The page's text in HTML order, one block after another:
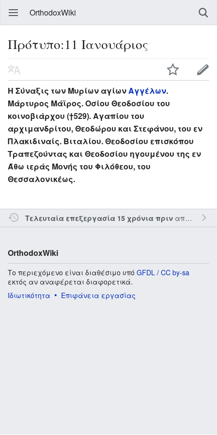
OrthodoxWiki
Πρότυπο:11 Ιανουάριος
Η Σύναξις των Μυρίων αγίων Αγγέλων.
Μάρτυρος Μάϊρος. Οσίου Θεοδοσίου του
κοινοβιάρχου (†529). Αγαπίου του
αρχιμανδρίτου, Θεοδώρου και Στεφάνου, του εν
Πλακιδιναίς. Βιταλίου. Θεοδοσίου επισκόπου
Τραπεζούντας και Θεοδοσίου ηγουμένου της εν
Άθω ιεράς Μονής του Φιλόθεου, του
Θεσσαλονικέως.
Τελευταία επεξεργασία 15 χρόνια πριναπό τον την
OrthodoxWiki
Το περιεχόμενο είναι διαθέσιμο υπό GFDL / CC by-sa
εκτός αν αναφέρεται διαφορετικά.
Ιδιωτικότητα
Επιφάνεια εργασίας